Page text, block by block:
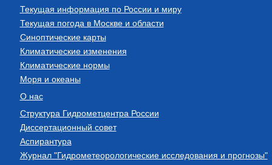
Текущая информация по России и миру
Текущая погода в Москве и области
Синоптические карты
Климатические изменения
Климатические нормы
Моря и океаны
О нас
Структура Гидрометцентра России
Диссертационный совет
Аспирантура
Журнал "Гидрометеорологические исследования и прогнозы"